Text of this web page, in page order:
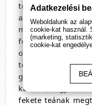
törekszenek arra,
alapanyagokat
megfelelően
felhasznált tea
oolong teát is
gyógynövények is
kamilla, a
fekete teának
Adatkezelési
Weboldalunk az
cookie-kat használ.
(marketing,
cookie-kat